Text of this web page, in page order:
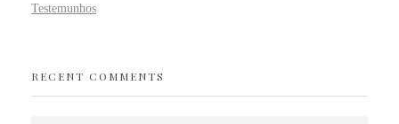
Testemunhos
RECENT COMMENTS